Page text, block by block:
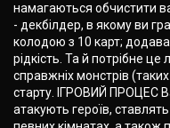
намагаються обчистити
- декбілдер, в якому ви
колодою з 10 карт;
рідкість. Та й потрібне
справжніх монстрів
старту. ІГРОВИЙ ПРОЦЕС
атакують героїв,